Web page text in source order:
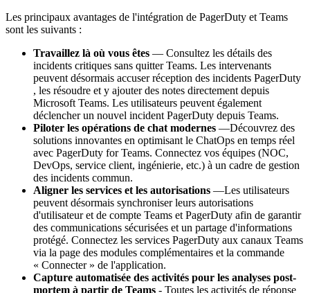
Les principaux avantages de l'intégration de PagerDuty et Teams
sont les suivants :
Travaillez là où vous êtes — Consultez les détails des
incidents critiques sans quitter Teams. Les intervenants
peuvent désormais accuser réception des incidents PagerDuty
, les résoudre et y ajouter des notes directement depuis
Microsoft Teams. Les utilisateurs peuvent également
déclencher un nouvel incident PagerDuty depuis Teams.
Piloter les opérations de chat modernes —Découvrez des
solutions innovantes en optimisant le ChatOps en temps réel
avec PagerDuty for Teams. Connectez vos équipes (NOC,
DevOps, service client, ingénierie, etc.) à un cadre de gestion
des incidents commun.
Aligner les services et les autorisations —Les utilisateurs
peuvent désormais synchroniser leurs autorisations
d'utilisateur et de compte Teams et PagerDuty afin de garantir
des communications sécurisées et un partage d'informations
protégé. Connectez les services PagerDuty aux canaux Teams
via la page des modules complémentaires et la commande
« Connecter » de l'application.
Capture automatisée des activités pour les analyses post-
mortem à partir de Teams - Toutes les activités de réponse